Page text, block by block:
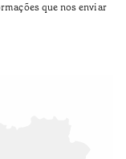
que nos enviar